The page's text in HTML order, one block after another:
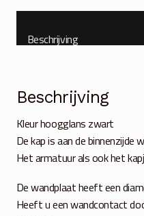
Beschrijving
Beschrijving
Kleur hoogglans zwart
De kap is aan de binnenzijde
Het armatuur als ook het
De wandplaat heeft een
Heeft u een wandcontact